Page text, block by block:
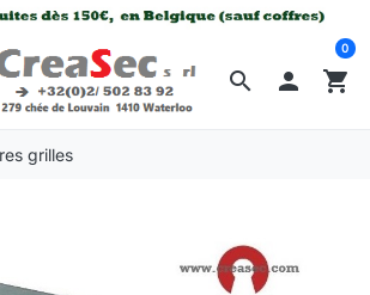
search  shopping_cart
0
grilles